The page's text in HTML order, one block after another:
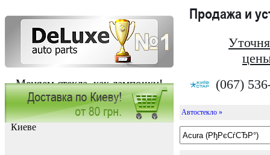
Меняем стекла, как лампочки!
Продажа и
(067)
Заказать установку автостекла в
Киеве
Автостекло »